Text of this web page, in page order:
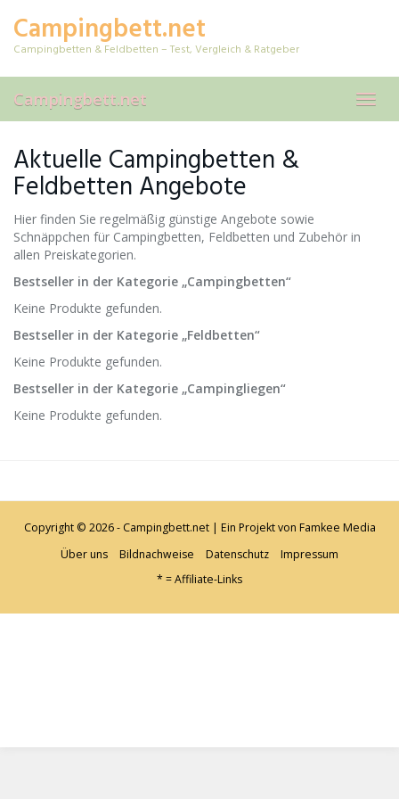
mainCampingbett.net
Campingbetten & Feldbetten – Test, Vergleich & Ratgeber
Campingbett.net
Aktuelle Campingbetten &
Feldbetten Angebote
Hier finden Sie regelmäßig günstige Angebote sowie
Schnäppchen für Campingbetten, Feldbetten und Zubehör in
allen Preiskategorien.
Bestseller in der Kategorie „Campingbetten“
Keine Produkte gefunden.
Bestseller in der Kategorie „Feldbetten“
Keine Produkte gefunden.
Bestseller in der Kategorie „Campingliegen“
Keine Produkte gefunden.
Copyright © 2026 - Campingbett.net | Ein Projekt von Famkee Media
Über uns
Bildnachweise Datenschutz
Impressum
* = Affiliate-Links